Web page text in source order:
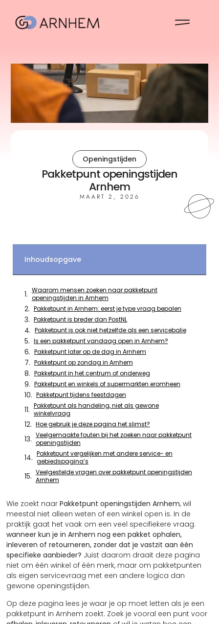
Openingstijden
Pakketpunt openingstijden
Arnhem
MAART 2, 2026
Wie zoekt naarPakketpunt openingstijden Arnhem, wil
meestal niet alleen weten of een winkel open is. In de
praktijk gaat het vaak om een veel specifiekere vraag:
wanneer kun je in Arnhem nog een pakket ophalen,
inleveren of retourneren, zonder dat je vastzit aan één
specifieke aanbieder? Juist daarom draait deze pagina
niet om één winkel of één merk, maar om pakketpunten
als eigen servicevraag met een andere logica dan
gewone openingstijden.
Op deze pagina lees je waar je op moet letten als je een
pakketpunt in Arnhem zoekt. Zoek je vooral een punt voor
Inhoudsopgave
Waarom mensen zoeken naar pakketpunt
openingstijden in Arnhem
Pakketpunt in Arnhem: eerst je type vraag bepalen
Pakketpunt is breder dan PostNL
Pakketpunt is ook niet hetzelfde als een servicebalie
Is een pakketpunt vandaag open in Arnhem?
Pakketpunt later op de dag in Arnhem
Pakketpunt op zondag in Arnhem
Pakketpunt in het centrum of onderweg
Pakketpunt en winkels of supermarkten eromheen
Pakketpunt tijdens feestdagen
Pakketpunt als handeling, niet als gewone
winkelvraag
Hoe gebruik je deze pagina het slimst?
Veelgemaakte fouten bij het zoeken naar pakketpunt
openingstijden
Pakketpunt vergelijken met andere service- en
gebiedspagina’s
Veelgestelde vragen over pakketpunt openingstijden
Arnhem